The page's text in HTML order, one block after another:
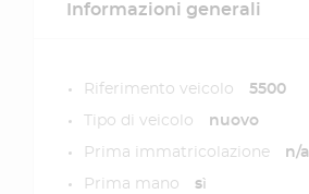
Informazioni generali
Riferimento veicolo 5500
Tipo di veicolo nuovo
Prima immatricolazione n/a
Prima mano sì